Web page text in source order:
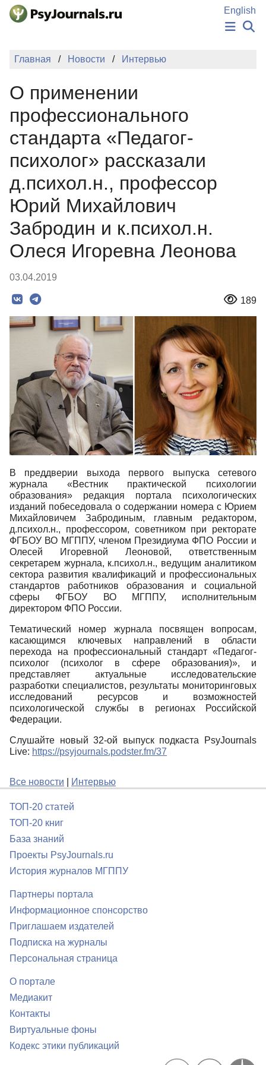
Перейти к основному содержанию
English
НОВОСТИ
ПОДАТЬ РУКОПИСЬ
КЛЮЧЕВЫЕ СЛОВА
Регистрация
Главная Новости Интервью
О применении
профессионального
стандарта «Педагог-
психолог» рассказали
д.психол.н., профессор
Юрий Михайлович
Забродин и к.психол.н.
Олеся Игоревна Леонова
03.04.2019
189
В преддверии выхода первого выпуска сетевого
журнала «Вестник практической психологии
образования» редакция портала психологических
изданий побеседовала о содержании номера с Юрием
Михайловичем Забродиным, главным редактором,
д.психол.н., профессором, советником при ректорате
ФГБОУ ВО МГППУ, членом Президиума ФПО России и
Олесей Игоревной Леоновой, ответственным
секретарем журнала, к.психол.н., ведущим аналитиком
сектора развития квалификаций и профессиональных
стандартов работников образования и социальной
сферы ФГБОУ ВО МГППУ, исполнительным
директором ФПО России.
Тематический номер журнала посвящен вопросам,
касающимся ключевых направлений в области
перехода на профессиональный стандарт «Педагог-
психолог (психолог в сфере образования)», и
представляет актуальные исследовательские
разработки специалистов, результаты мониторинговых
исследований ресурсов и возможностей
психологической службы в регионах Российской
Федерации.
Слушайте новый 32-ой выпуск подкаста PsyJournals
Live: https://psyjournals.podster.fm/37
Все новости Интервью
ТОП-20 статей
ТОП-20 книг
База знаний
Проекты PsyJournals.ru
История журналов МГППУ
Партнеры портала
Информационное спонсорство
Приглашаем издателей
Подписка на журналы
Персональная страница
О портале
Медиакит
Контакты
Виртуальные фоны
Кодекс этики публикаций